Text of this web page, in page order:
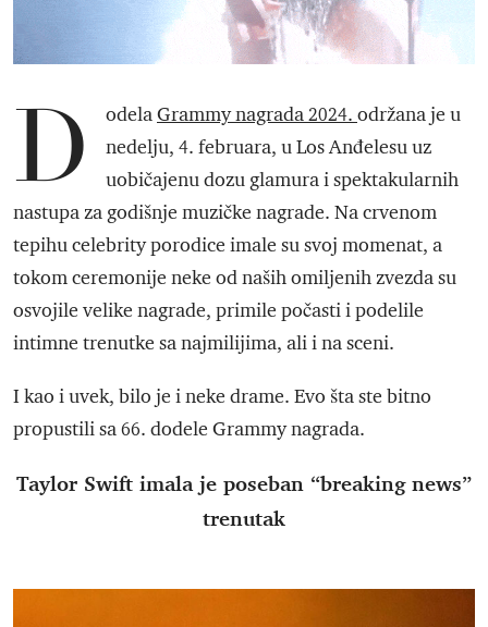
D odelaGrammy nagrada 2024. održana je u
nedelju, 4. februara, u Los Anđelesu uz
uobičajenu dozu glamura i spektakularnih
nastupa za godišnje muzičke nagrade. Na crvenom
tepihu celebrity porodice imale su svoj momenat, a
tokom ceremonije neke od naših omiljenih zvezda su
osvojile velike nagrade, primile počasti i podelile
intimne trenutke sa najmilijima, ali i na sceni.
I kao i uvek, bilo je i neke drame. Evo šta ste bitno
propustili sa 66. dodele Grammy nagrada.
Taylor Swift imala je poseban “breaking news”
trenutak